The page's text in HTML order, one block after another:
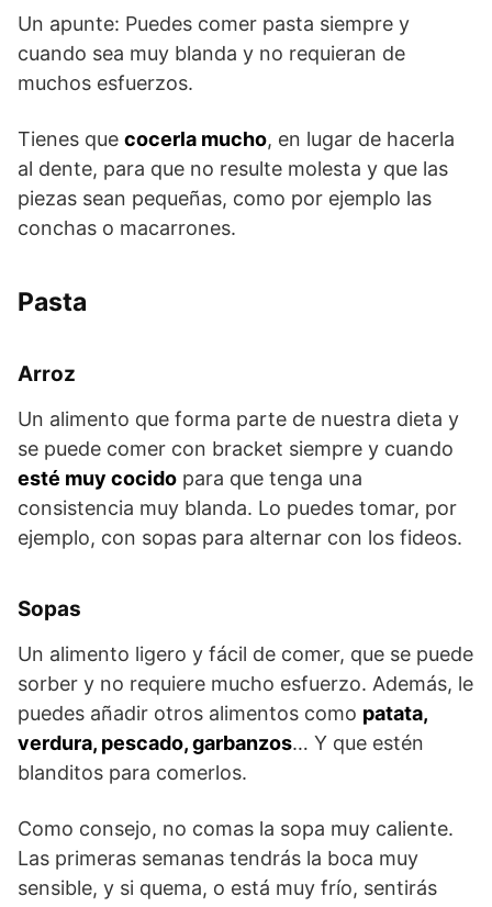
Un apunte: Puedes comer pasta siempre y
cuando sea muy blanda y no requieran de
muchos esfuerzos.
Tienes que cocerla mucho, en lugar de hacerla
al dente, para que no resulte molesta y que las
piezas sean pequeñas, como por ejemplo las
conchas o macarrones.
Pasta
Arroz
Un alimento que forma parte de nuestra dieta y
se puede comer con bracket siempre y cuando
esté muy cocido para que tenga una
consistencia muy blanda. Lo puedes tomar, por
ejemplo, con sopas para alternar con los fideos.
Sopas
Un alimento ligero y fácil de comer, que se puede
sorber y no requiere mucho esfuerzo. Además, le
puedes añadir otros alimentos como patata,
verdura, pescado, garbanzos… Y que estén
blanditos para comerlos.
Como consejo, no comas la sopa muy caliente.
Las primeras semanas tendrás la boca muy
sensible, y si quema, o está muy frío, sentirás